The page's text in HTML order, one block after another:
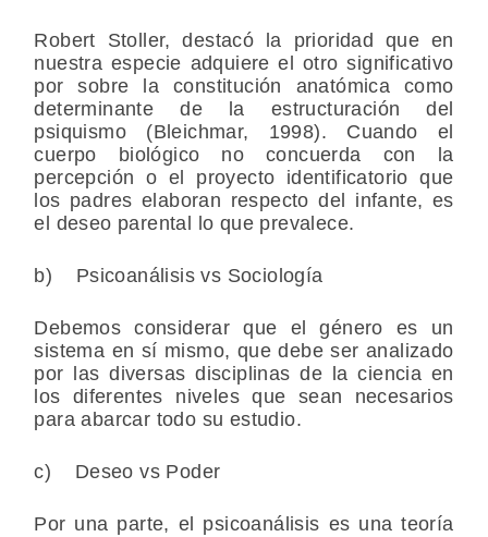
Robert Stoller, destacó la prioridad que en
nuestra especie adquiere el otro significativo
por sobre la constitución anatómica como
determinante de la estructuración del
psiquismo (Bleichmar, 1998). Cuando el
cuerpo biológico no concuerda con la
percepción o el proyecto identificatorio que
los padres elaboran respecto del infante, es
el deseo parental lo que prevalece.
b) Psicoanálisis vs Sociología
Debemos considerar que el género es un
sistema en sí mismo, que debe ser analizado
por las diversas disciplinas de la ciencia en
los diferentes niveles que sean necesarios
para abarcar todo su estudio.
c) Deseo vs Poder
Por una parte, el psicoanálisis es una teoría